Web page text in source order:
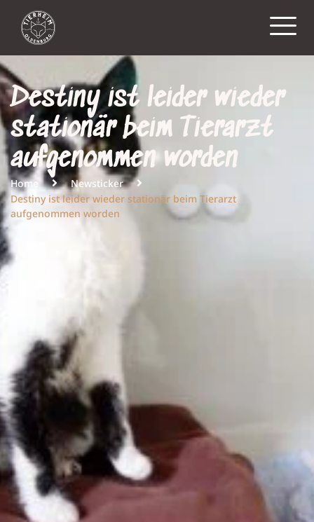
Destiny ist leider wieder
stationär beim Tierarzt
aufgenommen worden
Home
Newsticker
Destiny ist leider wieder stationär beim Tierarzt
aufgenommen worden